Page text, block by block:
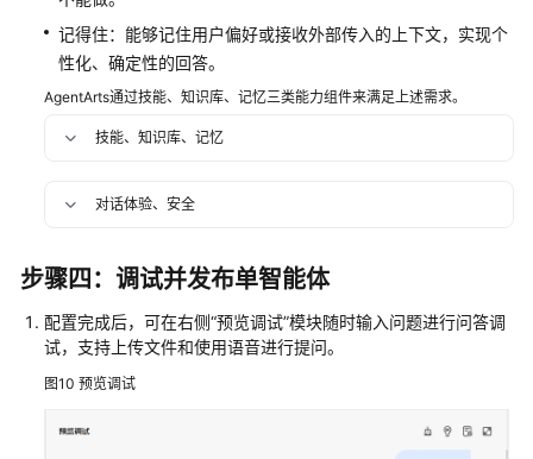
记得住：能够记住用户偏好或接收外部传入的上下文，实现个
性化、确定性的回答。
AgentArts通过技能、知识库、记忆三类能力组件来满足上述需求。
技能、知识库、记忆
对话体验、安全
步骤四：调试并发布单智能体
配置完成后，可在右侧“预览调试”模块随时输入问题进行问答调
试，支持上传文件和使用语音进行提问。
图10 预览调试